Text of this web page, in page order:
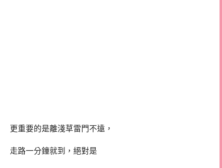
更重要的是離淺草雷門不遠，
走路一分鐘就到，絕對是